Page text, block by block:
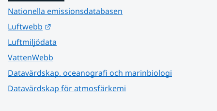
Nationella emissionsdatabasen
Luftwebb
Luftmiljödata
VattenWebb
Datavärdskap, oceanografi och marinbiologi
Datavärdskap för atmosfärkemi